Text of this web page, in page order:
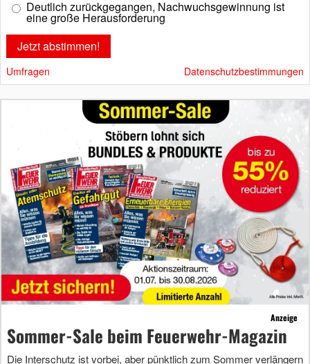
Deutlich zurückgegangen, Nachwuchsgewinnung ist
eine große Herausforderung
Umfragen Datenschutzbestimmungen
Anzeige
Sommer-Sale beim Feuerwehr-Magazin
Die Interschutz ist vorbei, aber pünktlich zum Sommer verlängern